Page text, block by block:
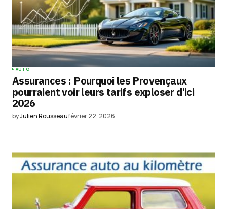
AUTO
Assurances : Pourquoi les Provençaux
pourraient voir leurs tarifs exploser d’ici
2026
byJulien Rousseaufévrier 22, 2026